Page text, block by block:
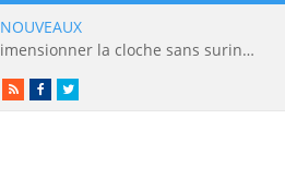
NOUVEAUX
Boxer 30 ou Boxer 42 : dimensionner la cloche sans surinvestir
RSSFacebookTwitter